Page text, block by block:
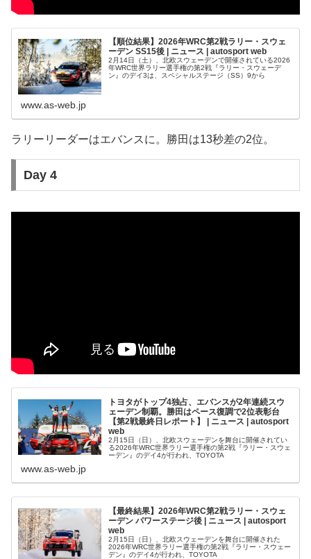
【順位結果】2026年WRC第2戦ラリー・スウェ
ーデン SS15後 | ニュース | autosport web
2月14日（土）、北欧スウェーデンで開催されている2026
年WRC世界ラリー選手権の第2戦『ラリー・スウェーデ
ン』のデイ3は、スペシャルステージ（SS）9から
www.as-web.jp
ラリーリーダーはエバンスに。勝田は13秒差の2位。
Day 4
トヨタがトップ4独占、エバンスが2年連続スウ
ェーデン制覇。勝田はペース復調で2位表彰台
【第2戦最終日レポート】 | ニュース | autosport
web
2月15日（日）、北欧スウェーデンを舞台に開催されてい
る2026年WRC世界ラリー選手権の第2戦『ラリー・スウェ
ーデン』のデイ4が行われ、TOYOTA
www.as-web.jp
【最終結果】2026年WRC第2戦ラリー・スウェ
ーデン パワーステージ後 | ニュース | autosport
web
2月15日（日）、北欧スウェーデンを舞台に開催された
2026年WRC世界ラリー選手権の第2戦『ラリー・スウェー
デン』のデイ4が行われ、TOYOTA